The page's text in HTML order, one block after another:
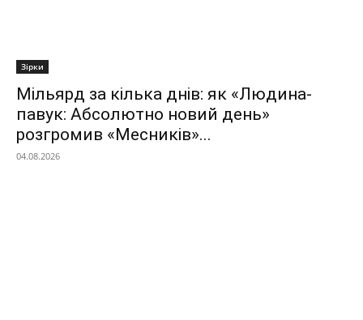
Зірки
Мільярд за кілька днів: як «Людина-
павук: Абсолютно новий день»
розгромив «Месників»...
04.08.2026